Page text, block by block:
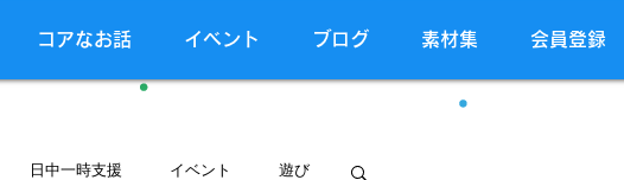
コアなお話 イベント ブログ 素材集 会員登録
日中一時支援 イベント 遊び